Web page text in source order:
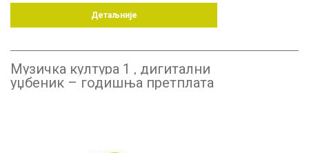
Детаљније
Музичка култура 1 , дигитални
уџбеник – годишња претплата